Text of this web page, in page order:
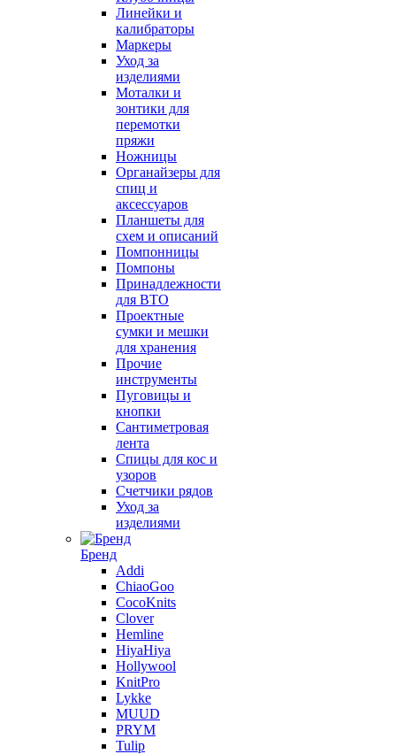
Линейки и
калибраторы
Маркеры
Уход за
изделиями
Моталки и
зонтики для
перемотки
пряжи
Ножницы
Органайзеры для
спиц и
аксессуаров
Планшеты для
схем и описаний
Помпонницы
Помпоны
Принадлежности
для ВТО
Проектные
сумки и мешки
для хранения
Прочие
инструменты
Пуговицы и
кнопки
Сантиметровая
лента
Спицы для кос и
узоров
Счетчики рядов
Уход за
изделиями
Бренд
Addi
ChiaoGoo
CocoKnits
Clover
Hemline
HiyaHiya
Hollywool
KnitPro
Lykke
MUUD
PRYM
Tulip